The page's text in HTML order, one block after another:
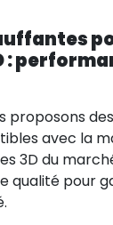
:
proposons des
avec la
3D du
qualité pour